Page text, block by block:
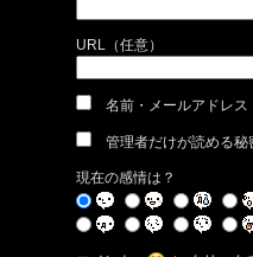
URL（任意）
名前・メールアドレ
管理者だけが読める
現在の感情は？